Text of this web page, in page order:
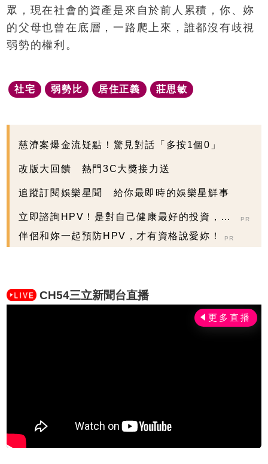
眾，現在社會的資產是來自於前人累積，你、妳
的父母也曾在底層，一路爬上來，誰都沒有歧視
弱勢的權利。
社宅 弱勢比 居住正義 莊思敏
慈濟案爆金流疑點！驚見對話「多按1個0」
改版大回饋 熱門3C大獎接力送
追蹤訂閱娛樂星聞 給你最即時的娛樂星鮮事
立即諮詢HPV！是對自己健康最好的投資，把
握現在不嫌晚...
PR
伴侶和妳一起預防HPV，才有資格說愛妳！ PR
CH54三立新聞台直播